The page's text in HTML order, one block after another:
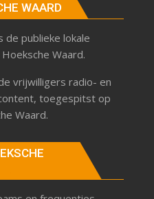
WAARD
de publieke lokale
Waard.
vrijwilligers radio- en
toegespitst op
Waard.